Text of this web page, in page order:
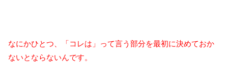
なにかひとつ、「コレは」って言う部分を最初に決めておか
ないとならないんです。